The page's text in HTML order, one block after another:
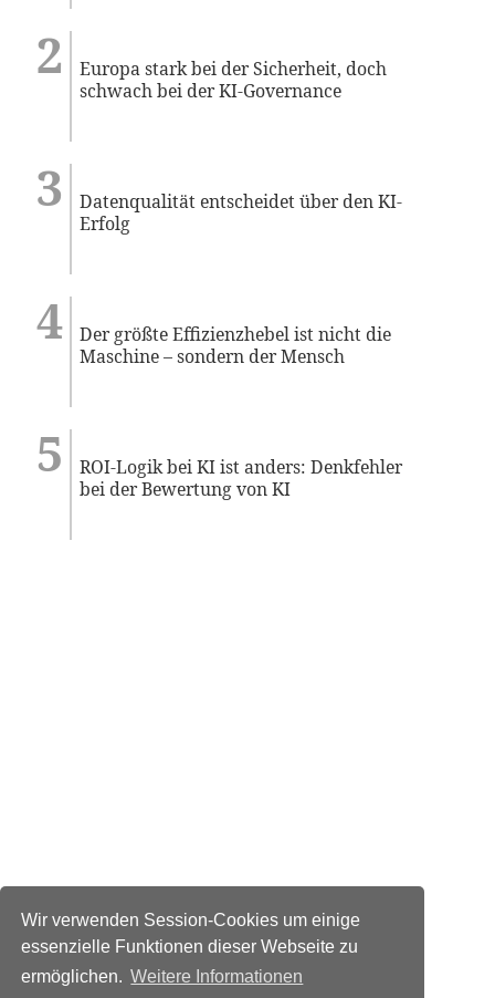
Wir verwenden Session-Cookies um einige
essenzielle Funktionen dieser Webseite zu
ermöglichen. Weitere Informationen
Europa stark bei der Sicherheit, doch
schwach bei der KI-Governance
Datenqualität entscheidet über den KI-
Erfolg
Der größte Effizienzhebel ist nicht die
Maschine – sondern der Mensch
ROI-Logik bei KI ist anders: Denkfehler
bei der Bewertung von KI